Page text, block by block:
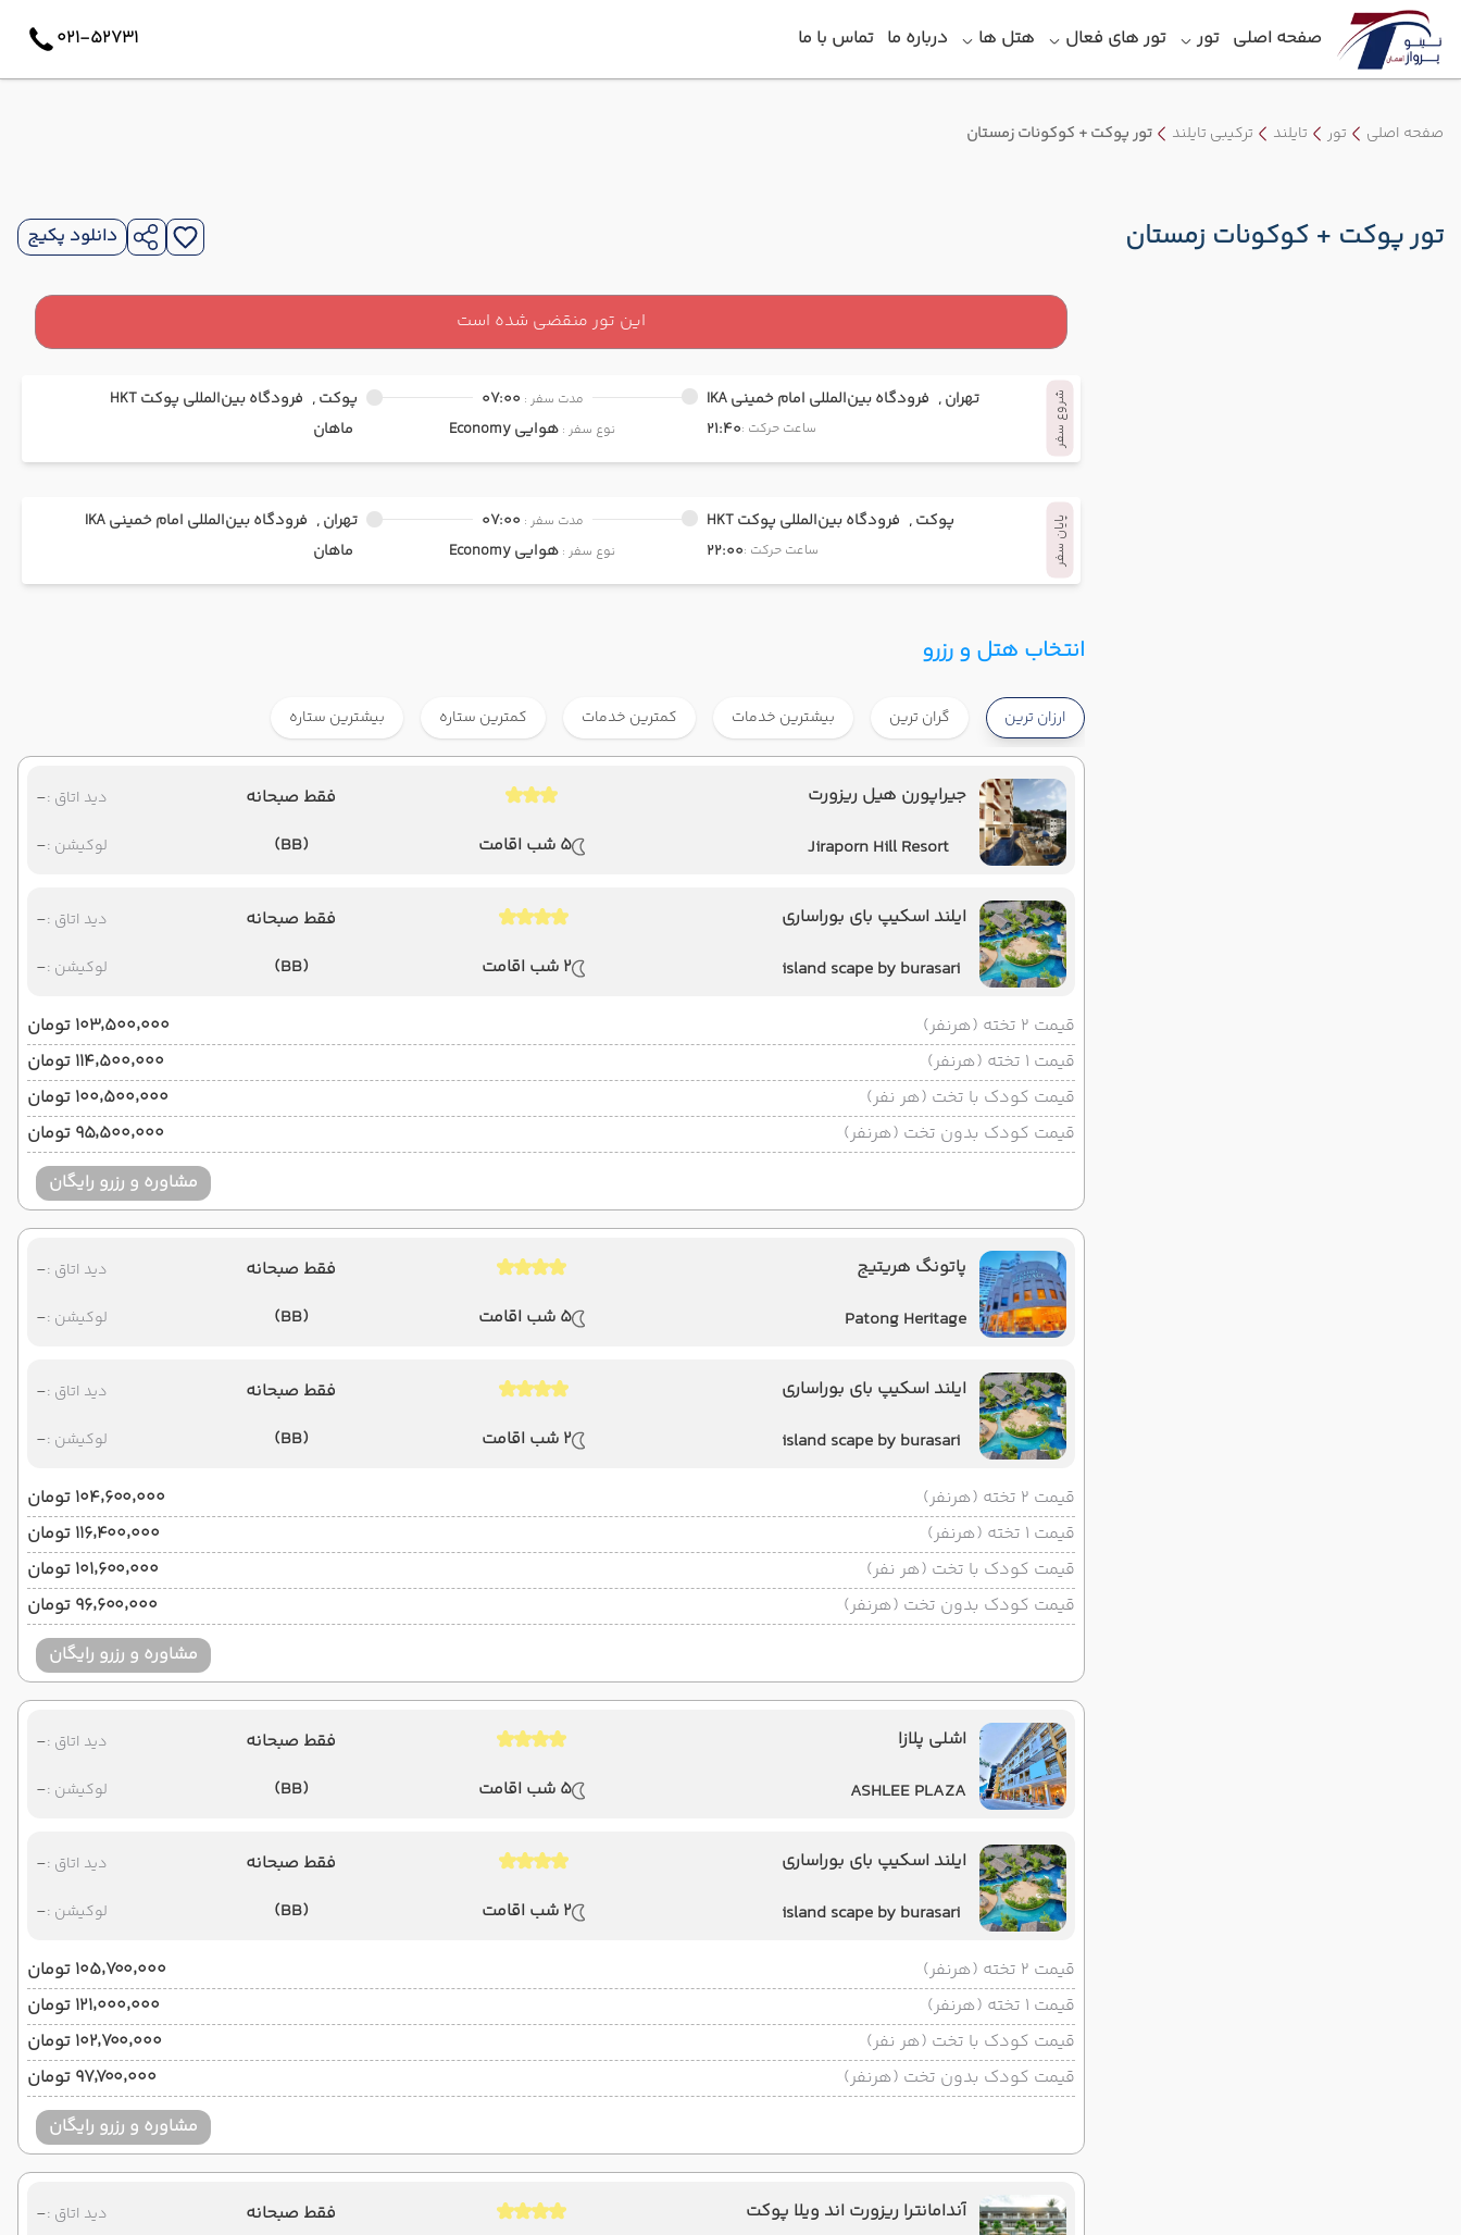
صفحه اصلی تور تور های فعال هتل‎ ها درباره ما تماس با ما 021-52731
صفحه اصلی تور تایلند ترکیبی تایلند تور پوکت + کوکونات زمستان
تور پوکت + کوکونات زمستان دانلود پکیج
این تور منقضی شده است
شروع سفر تهران , فرودگاه بین‌المللی امام خمینی IKA
ساعت حرکت :21:40
مدت سفر : 07:00
نوع سفر : هوایی
پوکت , فرودگاه بین‌المللی پوکت HKT
ماهان
پایان سفر پوکت , فرودگاه بین‌المللی پوکت HKT
ساعت حرکت :22:00
مدت سفر : 07:00
نوع سفر : هوایی
تهران , فرودگاه بین‌المللی امام خمینی IKA
ماهان
انتخاب هتل و رزرو
ارزان ترین گران ترین بیشترین خدمات کمترین خدمات کمترین ستاره بیشترین ستاره
جیراپورن هیل ریزورت
Jiraporn Hill Resort
5 شب اقامت
فقط صبحانه
(BB)
دید اتاق :-
لوکیشن :-
ایلند اسکیپ بای بوراساری
island scape by burasari
2 شب اقامت
فقط صبحانه
(BB)
دید اتاق :-
لوکیشن :-
قیمت 2 تخته (هرنفر)
۱۰۳٬۵۰۰٬۰۰۰ تومان
قیمت 1 تخته (هرنفر)
۱۱۴٬۵۰۰٬۰۰۰ تومان
قیمت کودک با تخت (هر نفر)
۱۰۰٬۵۰۰٬۰۰۰ تومان
قیمت کودک بدون تخت (هرنفر)
۹۵٬۵۰۰٬۰۰۰ تومان
مشاوره و رزرو رایگان
پاتونگ هریتیج
Patong Heritage
5 شب اقامت
فقط صبحانه
(BB)
دید اتاق :-
لوکیشن :-
ایلند اسکیپ بای بوراساری
island scape by burasari
2 شب اقامت
فقط صبحانه
(BB)
دید اتاق :-
لوکیشن :-
قیمت 2 تخته (هرنفر)
۱۰۴٬۶۰۰٬۰۰۰ تومان
قیمت 1 تخته (هرنفر)
۱۱۶٬۴۰۰٬۰۰۰ تومان
قیمت کودک با تخت (هر نفر)
۱۰۱٬۶۰۰٬۰۰۰ تومان
قیمت کودک بدون تخت (هرنفر)
۹۶٬۶۰۰٬۰۰۰ تومان
مشاوره و رزرو رایگان
اشلی پلازا
ASHLEE PLAZA
5 شب اقامت
فقط صبحانه
(BB)
دید اتاق :-
لوکیشن :-
ایلند اسکیپ بای بوراساری
island scape by burasari
2 شب اقامت
فقط صبحانه
(BB)
دید اتاق :-
لوکیشن :-
قیمت 2 تخته (هرنفر)
۱۰۵٬۷۰۰٬۰۰۰ تومان
قیمت 1 تخته (هرنفر)
۱۲۱٬۰۰۰٬۰۰۰ تومان
قیمت کودک با تخت (هر نفر)
۱۰۲٬۷۰۰٬۰۰۰ تومان
قیمت کودک بدون تخت (هرنفر)
۹۷٬۷۰۰٬۰۰۰ تومان
مشاوره و رزرو رایگان
آندامانترا ریزورت اند ویلا پوکت
فقط صبحانه
دید اتاق :-